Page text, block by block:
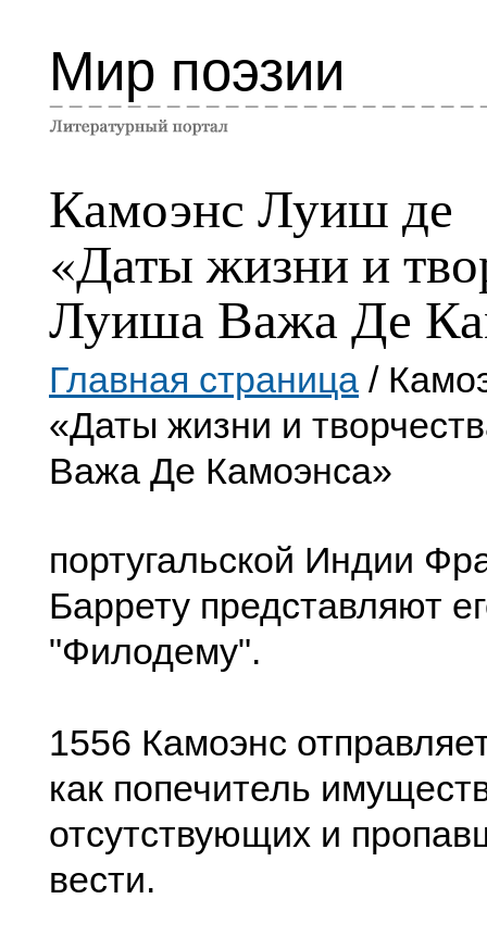
Мир поэзии
Камоэнс Луиш де
«Даты жизни и
Луиша Важа Де
Главная страница /
«Даты жизни и
Важа Де Камоэнса»
португальской Индии
Баррету представляют
"Филодему".
1556 Камоэнс
как попечитель
отсутствующих и
вести.